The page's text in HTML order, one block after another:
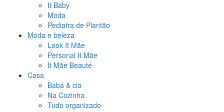
It Baby
Moda
Pediatra de Plantão
Moda e beleza
Look It Mãe
Personal It Mãe
It Mãe Beauté
Casa
Babá & cia
Na Cozinha
Tudo organizado